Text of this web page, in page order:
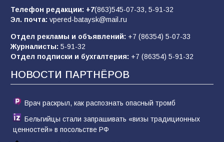
«Слухами Москву не возьмёшь»: почему
заявления Киева о мобилизации — это
отчаяние, а не разведка
79 02.08.2026
Телефон редакции: +7(863)545-07-33, 5-91-32
Эл. почта: vpered-bataysk@mail.ru
Отдел рекламы и объявлений: +7 (86354) 5-07-33
Журналисты: 5-91-32
Отдел подписки и бухгалтерия: +7 (86354) 5-91-32
НОВОСТИ ПАРТНЁРОВ
Врач раскрыл, как распознать опасный тромб
Бельгийцы стали запрашивать «визы традиционных
ценностей» в посольстве РФ